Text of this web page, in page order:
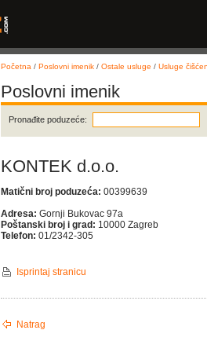
Početna / Poslovni imenik / Ostale usluge / Usluge
Poslovni imenik
Pronađite poduzeće:
KONTEK d.o.o.
Matični broj poduzeća: 00399639
Adresa: Gornji Bukovac 97a
Poštanski broj i grad: 10000 Zagreb
Telefon: 01/2342-305
Isprintaj stranicu
Natrag